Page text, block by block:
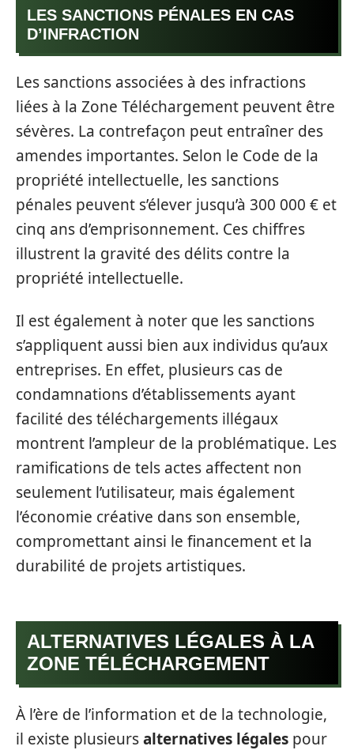
LES SANCTIONS PÉNALES EN CAS
D’INFRACTION
Les sanctions associées à des infractions
liées à la Zone Téléchargement peuvent être
sévères. La contrefaçon peut entraîner des
amendes importantes. Selon le Code de la
propriété intellectuelle, les sanctions
pénales peuvent s’élever jusqu’à 300 000 € et
cinq ans d’emprisonnement. Ces chiffres
illustrent la gravité des délits contre la
propriété intellectuelle.
Il est également à noter que les sanctions
s’appliquent aussi bien aux individus qu’aux
entreprises. En effet, plusieurs cas de
condamnations d’établissements ayant
facilité des téléchargements illégaux
montrent l’ampleur de la problématique. Les
ramifications de tels actes affectent non
seulement l’utilisateur, mais également
l’économie créative dans son ensemble,
compromettant ainsi le financement et la
durabilité de projets artistiques.
ALTERNATIVES LÉGALES À LA
ZONE TÉLÉCHARGEMENT
À l’ère de l’information et de la technologie,
il existe plusieursalternatives légales pour